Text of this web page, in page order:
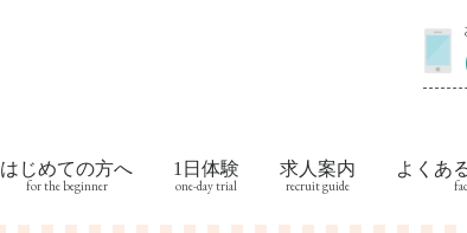
はじめての方へ 1日体験 求人案内 よくあ